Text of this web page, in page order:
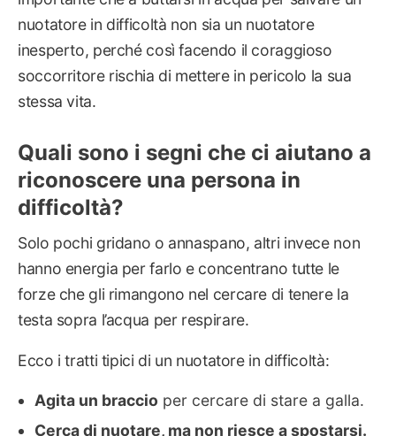
nuotatore in difficoltà non sia un nuotatore
inesperto, perché così facendo il coraggioso
soccorritore rischia di mettere in pericolo la sua
stessa vita.
Quali sono i segni che ci aiutano a
riconoscere una persona in
difficoltà?
Solo pochi gridano o annaspano, altri invece non
hanno energia per farlo e concentrano tutte le
forze che gli rimangono nel cercare di tenere la
testa sopra l’acqua per respirare.
Ecco i tratti tipici di un nuotatore in difficoltà:
Agita un braccio per cercare di stare a galla.
Cerca di nuotare, ma non riesce a spostarsi.